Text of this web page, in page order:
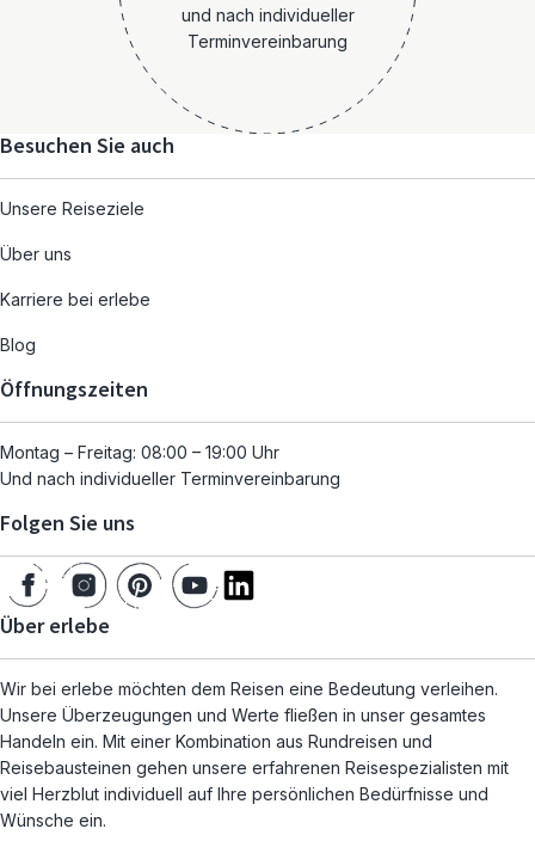
und nach individueller
Terminvereinbarung
Besuchen Sie auch
Unsere Reiseziele
Über uns
Karriere bei erlebe
Blog
Öffnungszeiten
Montag – Freitag: 08:00 – 19:00 Uhr
Und nach individueller Terminvereinbarung
Folgen Sie uns
Über erlebe
Wir bei erlebe möchten dem Reisen eine Bedeutung verleihen.
Unsere Überzeugungen und Werte fließen in unser gesamtes
Handeln ein. Mit einer Kombination aus Rundreisen und
Reisebausteinen gehen unsere erfahrenen Reisespezialisten mit
viel Herzblut individuell auf Ihre persönlichen Bedürfnisse und
Wünsche ein.